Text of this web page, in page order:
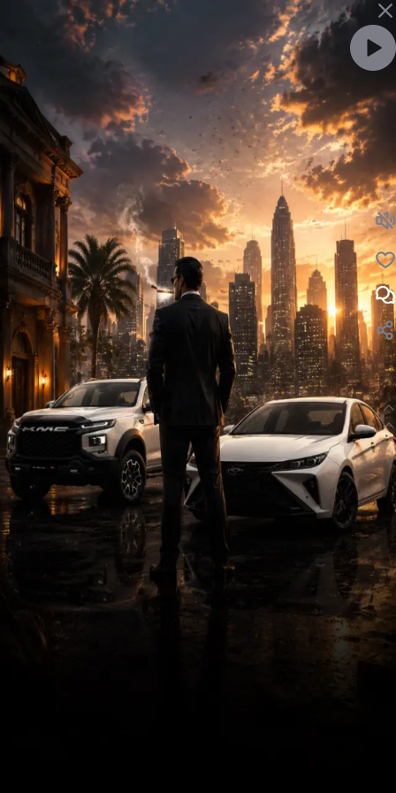
ویدئو را با صدا ببین
لایک
نظر
پایان مافیای خودروی کشور | پایان مافیای خودروی کشور
نظرت رو بنویس ...